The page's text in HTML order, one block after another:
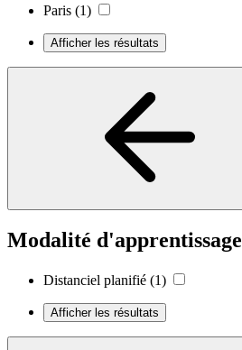
Paris (1)
Afficher les résultats
Modalité d'apprentissage
Distanciel planifié (1)
Afficher les résultats